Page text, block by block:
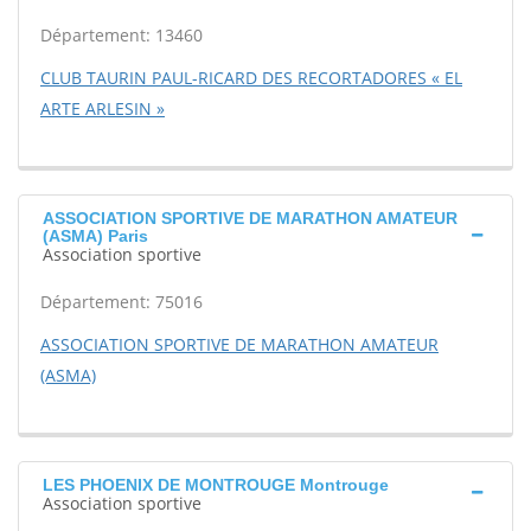
Département: 13460
CLUB TAURIN PAUL-RICARD DES RECORTADORES « EL
ARTE ARLESIN »
ASSOCIATION SPORTIVE DE MARATHON AMATEUR
(ASMA) Paris
Association sportive
Département: 75016
ASSOCIATION SPORTIVE DE MARATHON AMATEUR
(ASMA)
LES PHOENIX DE MONTROUGE Montrouge
Association sportive